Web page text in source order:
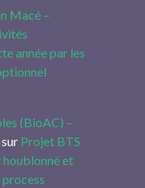
Macé –
année par les
(BioAC) –
sur Projet BTS
et
process